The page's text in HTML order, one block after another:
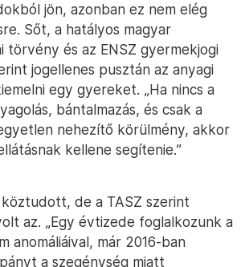
jön, azonban ez nem elég
Sőt, a hatályos magyar
törvény és az ENSZ gyermekjogi
jogellenes pusztán az anyagi
egy gyereket. „Ha nincs a
bántalmazás, és csak a
nehezítő körülmény, akkor
kellene segítenie.”
köztudott, de a TASZ szerint
az. „Egy évtizede foglalkozunk a
anomáliáival, már 2016-ban
a szegénység miatt